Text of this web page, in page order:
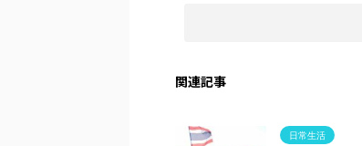
関連記事
日常生活